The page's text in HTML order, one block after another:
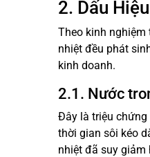
2. Dấu
Theo kinh nghiệm
nhiệt đều phát
kinh doanh.
2.1. Nước
Đây là triệu chứng
thời gian sôi kéo
nhiệt đã suy giảm